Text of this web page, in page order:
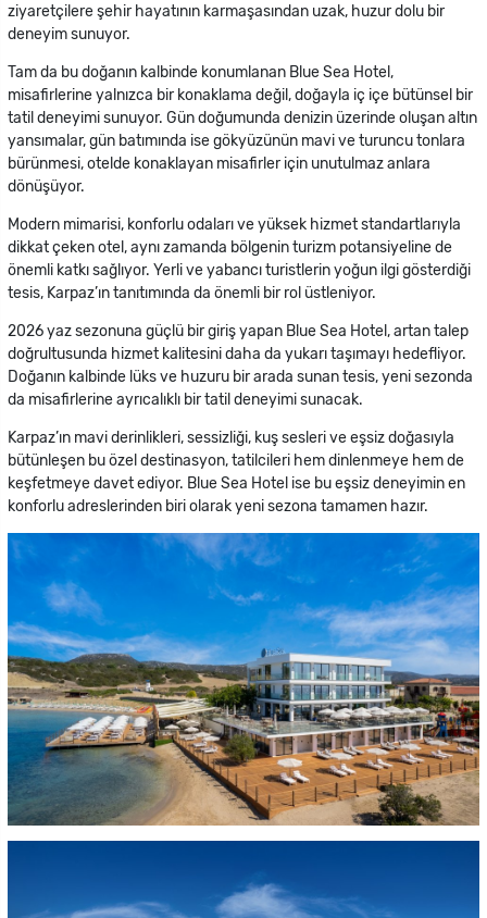
ziyaretçilere şehir hayatının karmaşasından uzak, huzur dolu bir
deneyim sunuyor.
Tam da bu doğanın kalbinde konumlanan Blue Sea Hotel,
misafirlerine yalnızca bir konaklama değil, doğayla iç içe bütünsel bir
tatil deneyimi sunuyor. Gün doğumunda denizin üzerinde oluşan altın
yansımalar, gün batımında ise gökyüzünün mavi ve turuncu tonlara
bürünmesi, otelde konaklayan misafirler için unutulmaz anlara
dönüşüyor.
Modern mimarisi, konforlu odaları ve yüksek hizmet standartlarıyla
dikkat çeken otel, aynı zamanda bölgenin turizm potansiyeline de
önemli katkı sağlıyor. Yerli ve yabancı turistlerin yoğun ilgi gösterdiği
tesis, Karpaz’ın tanıtımında da önemli bir rol üstleniyor.
2026 yaz sezonuna güçlü bir giriş yapan Blue Sea Hotel, artan talep
doğrultusunda hizmet kalitesini daha da yukarı taşımayı hedefliyor.
Doğanın kalbinde lüks ve huzuru bir arada sunan tesis, yeni sezonda
da misafirlerine ayrıcalıklı bir tatil deneyimi sunacak.
Karpaz’ın mavi derinlikleri, sessizliği, kuş sesleri ve eşsiz doğasıyla
bütünleşen bu özel destinasyon, tatilcileri hem dinlenmeye hem de
keşfetmeye davet ediyor. Blue Sea Hotel ise bu eşsiz deneyimin en
konforlu adreslerinden biri olarak yeni sezona tamamen hazır.